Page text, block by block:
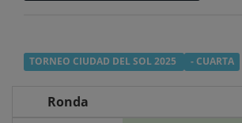
TORNEO CIUDAD DEL SOL 2025 - CUARTA
Ronda